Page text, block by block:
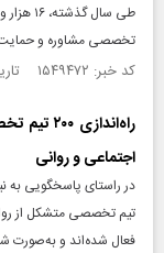
تخصصی مشاوره و حمایت
کد خبر: ۱۵۴۹۴۷۲ تاریخ انتشار : ۱۴۰۵/۰۲/۰۳
اجتماعی و روانی
تیم تخصصی متشکل از
فعال شده‌اند و به‌صورت